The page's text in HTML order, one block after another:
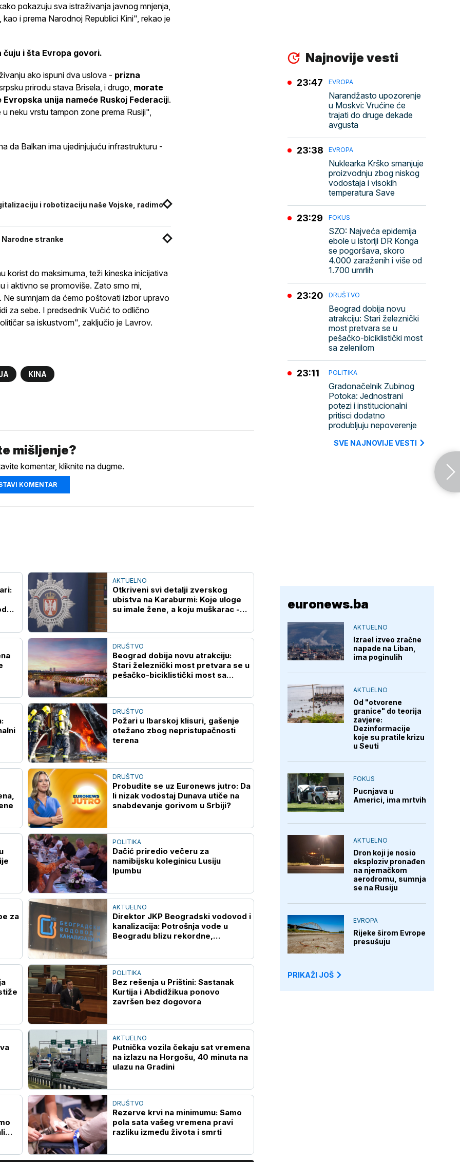
pokazuju sva istraživanja javnog mnjenja,
i prema Narodnoj Republici Kini", rekao je
čuju i šta Evropa govori.
ako ispuni dva uslova - prizna
prirodu stava Brisela, i drugo, morate
unija nameće Ruskoj Federaciji.
neku vrstu tampon zone prema Rusiji",
da Balkan ima ujedinjujuću infrastrukturu -
i robotizaciju naše Vojske, radimo
stranke
korist do maksimuma, teži kineska inicijativa
i aktivno se promoviše. Zato smo mi,
Ne sumnjam da ćemo poštovati izbor upravo
za sebe. I predsednik Vučić to odlično
sa iskustvom", zaključio je Lavrov.
KINA
mišljenje?
komentar, kliknite na dugme.
KOMENTAR
AKTUELNO
Otkriveni svi detalji zverskog
ubistva na Karaburmi: Koje uloge
su imale žene, a koju muškarac -
DRUŠTVO
Beograd dobija novu atrakciju:
Stari železnički most pretvara se u
pešačko-biciklistički most sa
DRUŠTVO
Požari u Ibarskoj klisuri, gašenje
otežano zbog nepristupačnosti
terena
DRUŠTVO
Probudite se uz Euronews jutro: Da
li nizak vodostaj Dunava utiče na
snabdevanje gorivom u Srbiji?
POLITIKA
Dačić priredio večeru za
namibijsku koleginicu Lusiju
Ipumbu
za
AKTUELNO
Direktor JKP Beogradski vodovod i
kanalizacija: Potrošnja vode u
Beogradu blizu rekordne,
POLITIKA
Bez rešenja u Prištini: Sastanak
Kurtija i Abdidžikua ponovo
završen bez dogovora
AKTUELNO
Putnička vozila čekaju sat vremena
na izlazu na Horgošu, 40 minuta na
ulazu na Gradini
DRUŠTVO
Rezerve krvi na minimumu: Samo
pola sata vašeg vremena pravi
razliku između života i smrti
Najnovije vesti
EVROPA
Narandžasto upozorenje
u Moskvi: Vrućine će
trajati do druge dekade
avgusta
23:47
EVROPA
Nuklearka Krško smanjuje
proizvodnju zbog niskog
vodostaja i visokih
temperatura Save
23:38
FOKUS
SZO: Najveća epidemija
ebole u istoriji DR Konga
se pogoršava, skoro
4.000 zaraženih i više od
1.700 umrlih
23:29
DRUŠTVO
Beograd dobija novu
atrakciju: Stari železnički
most pretvara se u
pešačko-biciklistički most
sa zelenilom
23:20
POLITIKA
Gradonačelnik Zubinog
Potoka: Jednostrani
potezi i institucionalni
pritisci dodatno
produbljuju nepoverenje
23:11
SVE NAJNOVIJE VESTI
euronews.ba
AKTUELNO
Izrael izveo zračne
napade na Liban,
ima poginulih
AKTUELNO
Od "otvorene
granice" do teorija
zavjere:
Dezinformacije
koje su pratile krizu
u Seuti
FOKUS
Pucnjava u
Americi, ima mrtvih
AKTUELNO
Dron koji je nosio
eksploziv pronađen
na njemačkom
aerodromu, sumnja
se na Rusiju
EVROPA
Rijeke širom Evrope
presušuju
PRIKAŽI JOŠ